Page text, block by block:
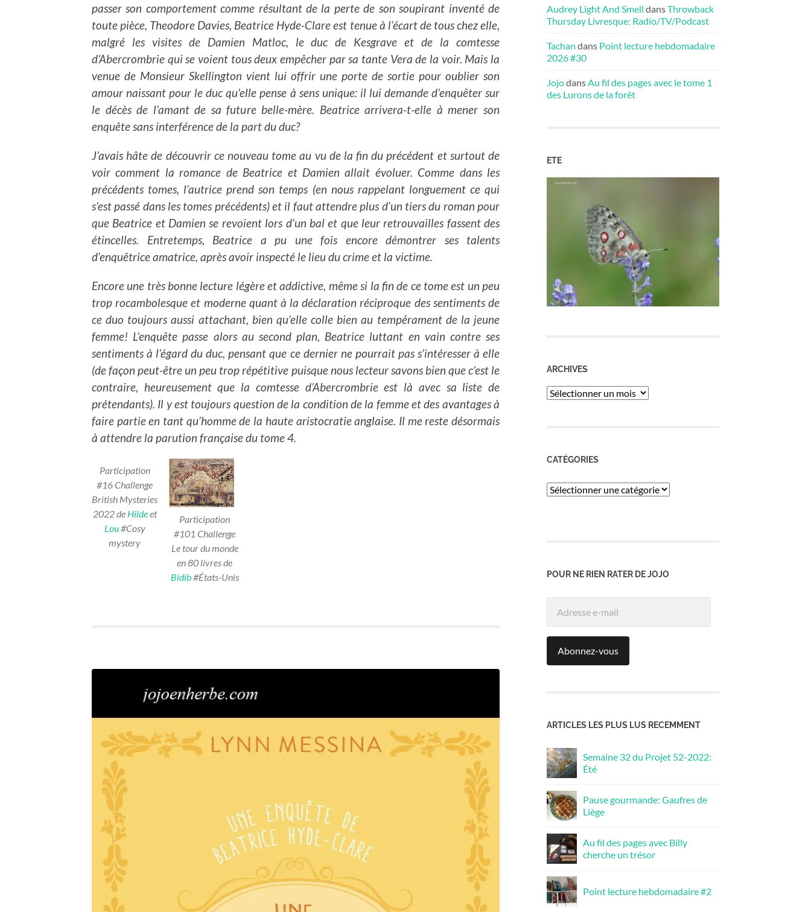
passer son comportement comme résultant de la perte de son soupirant inventé de
toute pièce, Theodore Davies, Beatrice Hyde-Clare est tenue à l’écart de tous chez elle,
malgré les visites de Damien Matloc, le duc de Kesgrave et de la comtesse
d’Abercrombrie qui se voient tous deux empêcher par sa tante Vera de la voir. Mais la
venue de Monsieur Skellington vient lui offrir une porte de sortie pour oublier son
amour naissant pour le duc qu’elle pense à sens unique: il lui demande d’enquêter sur
le décès de l’amant de sa future belle-mère. Beatrice arrivera-t-elle à mener son
enquête sans interférence de la part du duc?
J’avais hâte de découvrir ce nouveau tome au vu de la fin du précédent et surtout de
voir comment la romance de Beatrice et Damien allait évoluer. Comme dans les
précédents tomes, l’autrice prend son temps (en nous rappelant longuement ce qui
s’est passé dans les tomes précédents) et il faut attendre plus d’un tiers du roman pour
que Beatrice et Damien se revoient lors d’un bal et que leur retrouvailles fassent des
étincelles. Entretemps, Beatrice a pu une fois encore démontrer ses talents
d’enquêtrice amatrice, après avoir inspecté le lieu du crime et la victime.
Encore une très bonne lecture légère et addictive, même si la fin de ce tome est un peu
trop rocambolesque et moderne quant à la déclaration réciproque des sentiments de
ce duo toujours aussi attachant, bien qu’elle colle bien au tempérament de la jeune
femme! L’enquête passe alors au second plan, Beatrice luttant en vain contre ses
sentiments à l’égard du duc, pensant que ce dernier ne pourrait pas s’intéresser à elle
(de façon peut-être un peu trop répétitive puisque nous lecteur savons bien que c’est le
contraire, heureusement que la comtesse d’Abercrombrie est là avec sa liste de
prétendants). Il y est toujours question de la condition de la femme et des avantages à
faire partie en tant qu’homme de la haute aristocratie anglaise. Il me reste désormais
à attendre la parution française du tome 4.
Participation
#16 Challenge
British Mysteries
2022 de Hildeet
Lou#Cosy
mystery
Participation
#101 Challenge
Le tour du monde
en 80 livres de
Bidib#États-Unis
Audrey Light And Smell dansThrowback
Thursday Livresque: Radio/TV/Podcast
Tachan dans Point lecture hebdomadaire
2026 #30
JojodansAu fil des pages avec le tome 1
des Lurons de la forêt
ETE
ARCHIVES
ARCHIVES
CATÉGORIES
Catégories
POUR NE RIEN RATER DE JOJO
Abonnez-vous
ARTICLES LES PLUS LUS RECEMMENT
Semaine 32 du Projet 52-2022:
Été
Pause gourmande: Gaufres de
Liège
Au fil des pages avec Billy
cherche un trésor
Point lecture hebdomadaire #2